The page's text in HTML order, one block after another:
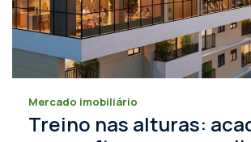
Mercado imobiliário
Treino nas alturas: